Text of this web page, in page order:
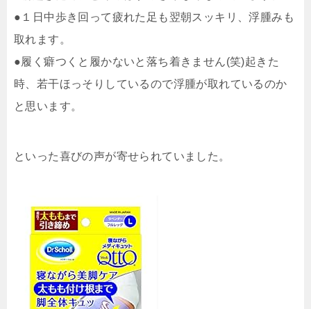
●１日中歩き回って疲れた足も翌朝スッキリ、浮腫みも
取れます。
●履く癖つくと履かないと落ち着きません(笑)起きた
時、若干ほっそりしているので浮腫が取れているのか
と思います。
といった喜びの声が寄せられていました。